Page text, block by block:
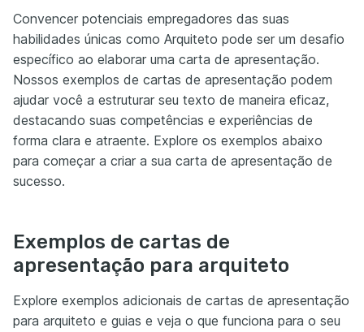
Convencer potenciais empregadores das suas
habilidades únicas como Arquiteto pode ser um desafio
específico ao elaborar uma carta de apresentação.
Nossos exemplos de cartas de apresentação podem
ajudar você a estruturar seu texto de maneira eficaz,
destacando suas competências e experiências de
forma clara e atraente. Explore os exemplos abaixo
para começar a criar a sua carta de apresentação de
sucesso.
Exemplos de cartas de
apresentação para arquiteto
Explore exemplos adicionais de cartas de apresentação
para arquiteto e guias e veja o que funciona para o seu